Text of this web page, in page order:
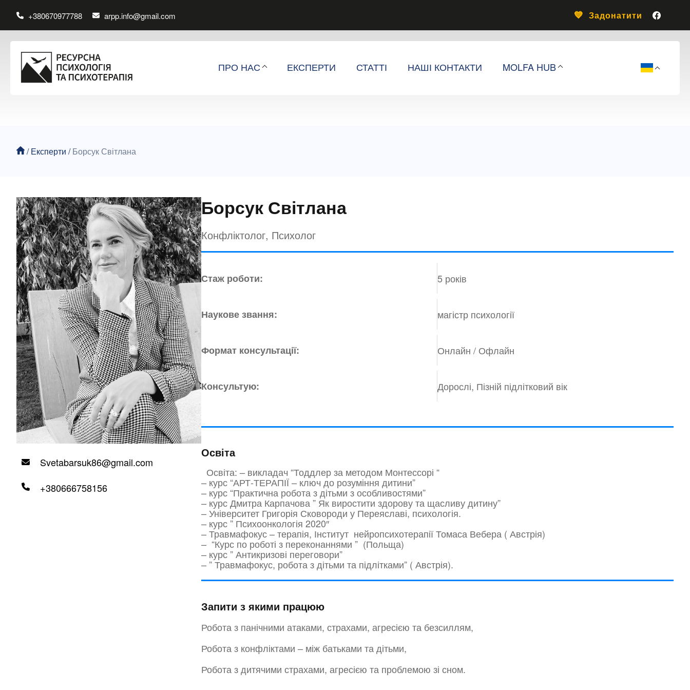
+380670977788 arpp.info@gmail.com Задонатити
ПРО НАС ЕКСПЕРТИ СТАТТІ НАШІ КОНТАКТИ MOLFA HUB
/Експерти /Борсук Світлана
Svetabarsuk86@gmail.com
+380666758156
Борсук Світлана
Конфліктолог, Психолог
Стаж роботи: 5 років
Наукове звання: магістр психології
Формат консультації: Онлайн / Офлайн
Консультую: Дорослі, Пізній підлітковий вік
Освіта
Освіта: – викладач “Тоддлер за методом Монтессорі “
– курс “АРТ-ТЕРАПІЇ – ключ до розуміння дитини”
– курс “Практична робота з дітьми з особливостями”
– курс Дмитра Карпачова ” Як виростити здорову та щасливу дитину”
– Університет Григорія Сковороди у Переяславі, психологія.
– курс ” Психоонкологія 2020″
– Травмафокус – терапія, Інститут нейропсихотерапії Томаса Вебера ( Австрія)
– “Курс по роботі з переконаннями ” (Польща)
– курс ” Антикризові переговори”
– ” Травмафокус, робота з дітьми та підлітками” ( Австрія).
Запити з якими працюю
Робота з панічними атаками, страхами, агресією та безсиллям,
Робота з конфліктами – між батьками та дітьми,
Робота з дитячими страхами, агресією та проблемою зі сном.